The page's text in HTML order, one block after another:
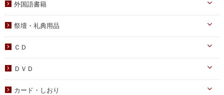
書写
父母向け
DVD
PDF版（子女向け）
知識
宗教迫害
光の子韓国語教材
外国語書籍
英語・他
祭壇・礼典用品
蝋燭・燭台・火消し
祭壇用ﾃｰﾌﾞﾙｸﾛｽ
献金袋
ＣＤ
PDF版 CD-ROM
ＤＶＤ
カード・しおり